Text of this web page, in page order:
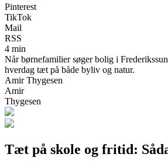
Pinterest
TikTok
Mail
RSS
4 min
Når børnefamilier søger bolig i
hverdag tæt på både byliv og natur.
Amir Thygesen
Amir
Thygesen
Tæt på skole og fritid: